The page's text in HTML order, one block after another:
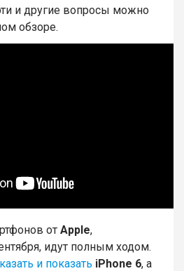
и другие вопросы можно
обзоре.
от Apple,
идут полным ходом.
и показать iPhone 6, а